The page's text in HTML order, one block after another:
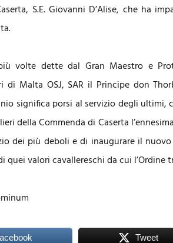
S.E. Giovanni D’Alise, che ha
volte dette dal Gran Maestro e
di Malta OSJ, SAR il Principe don
significa porsi al servizio degli ultimi,
della Commenda di Caserta
dei più deboli e di inaugurare il
quei valori cavallereschi da cui l’Ordine
Tweet